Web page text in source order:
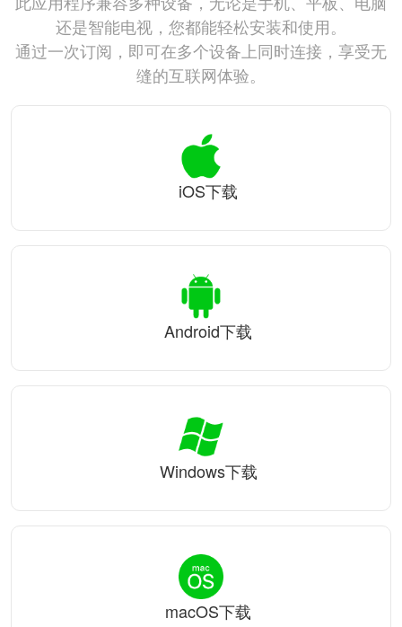
还是智能电视，您都能轻松安装和使用。
通过一次订阅，即可在多个设备上同时连接，享受无
缝的互联网体验。
iOS下载
Android下载
Windows下载
macOS下载